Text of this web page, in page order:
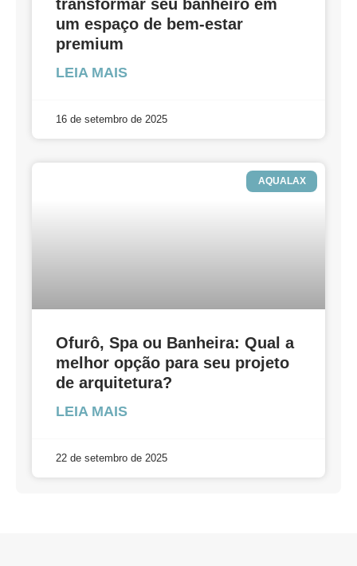
transformar seu banheiro em
um espaço de bem-estar
premium
LEIA MAIS
16 de setembro de 2025
AQUALAX
Ofurô, Spa ou Banheira: Qual a
melhor opção para seu projeto
de arquitetura?
LEIA MAIS
22 de setembro de 2025